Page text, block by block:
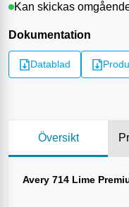
Kan skickas
Dokumentation
Datablad
Översikt
Avery 714 Lime